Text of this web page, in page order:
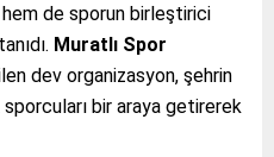
hem de sporun birleştirici
Muratlı Spor
dev organizasyon, şehrin
bir araya getirerek